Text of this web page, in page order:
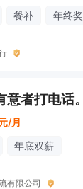
餐补 年终奖
者打电话。
/月
年底双薪
有限公司